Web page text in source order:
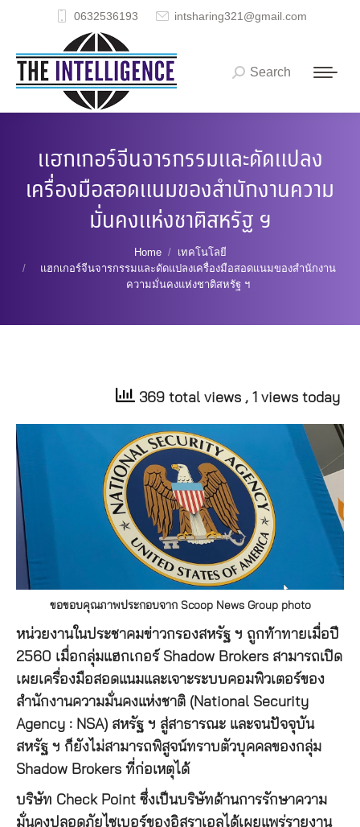
0632536193 intsharing321@gmail.com
Search:
Search
แฮกเกอร์จีนจารกรรมและดัดแปลง
เครื่องมือสอดแนมของสำนักงานความ
มั่นคงแห่งชาติสหรัฐ ฯ
Home
เทคโนโลยี
แฮกเกอร์จีนจารกรรมและดัดแปลงเครื่องมือสอดแนมของสำนักงาน
ความมั่นคงแห่งชาติสหรัฐ ฯ
369 total views , 1 views today
ขอขอบคุณภาพประกอบจาก Scoop News Group photo
หน่วยงานในประชาคมข่าวกรองสหรัฐ ฯ ถูกท้าทายเมื่อปี
2560 เมื่อกลุ่มแฮกเกอร์ Shadow Brokers สามารถเปิด
เผยเครื่องมือสอดแนมและเจาะระบบคอมพิวเตอร์ของ
สำนักงานความมั่นคงแห่งชาติ (National Security
Agency : NSA) สหรัฐ ฯ สู่สาธารณะ และจนปัจจุบัน
สหรัฐ ฯ ก็ยังไม่สามารถพิสูจน์ทราบตัวบุคคลของกลุ่ม
Shadow Brokers ที่ก่อเหตุได้
บริษัท Check Point ซึ่งเป็นบริษัทด้านการรักษาความ
มั่นคงปลอดภัยไซเบอร์ของอิสราเอลได้เผยแพร่รายงาน